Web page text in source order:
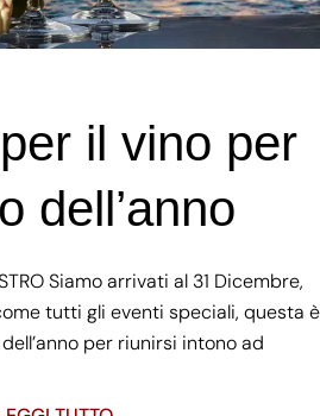
il vino per
dell’anno
Siamo arrivati al 31 Dicembre,
tutti gli eventi speciali, questa è
per riunirsi intono ad